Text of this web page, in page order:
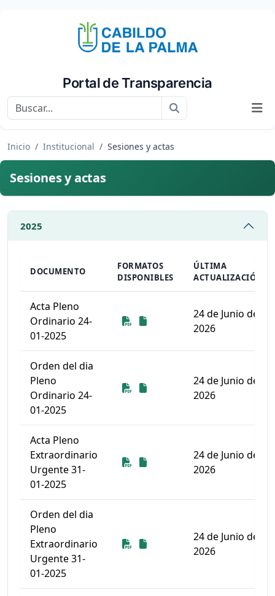
Portal de Transparencia
Inicio Institucional Sesiones y actas
Sesiones y actas
2025
DOCUMENTO
FORMATOS
DISPONIBLES
ÚLTIMA
ACTUALIZACIÓN
Acta Pleno
Ordinario 24-
01-2025
Descarga
Descarga
24 de Junio de
2026
Orden del dia
Pleno
Ordinario 24-
01-2025
Descarga
Descarga
24 de Junio de
2026
Acta Pleno
Extraordinario
Urgente 31-
01-2025
Descarga
Descarga
24 de Junio de
2026
Orden del dia
Pleno
Extraordinario
Urgente 31-
01-2025
Descarga
Descarga
24 de Junio de
2026